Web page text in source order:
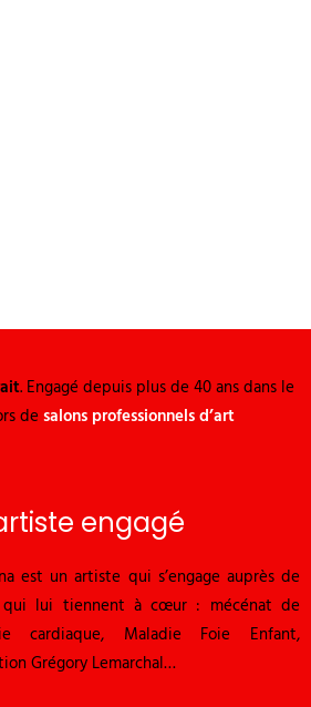
. Engagé depuis plus de 40 ans dans le
de salons professionnels d’art
engagé
est un artiste qui s’engage auprès de
qui lui tiennent à cœur : mécénat de
cardiaque, Maladie Foie Enfant,
Grégory Lemarchal…